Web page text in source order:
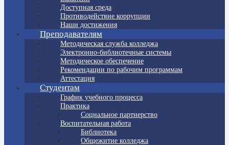
Доступная среда
Противодействие коррупции
Наши достижения
Преподавателям
Методическая служба колледжа
Электронно-библиотечные системы
Методическое обеспечение
Рекомендации по рабочим программам
Аттестация
Студентам
График учебного процесса
Практика
Социальное партнерство
Воспитательная работа
Библиотека
Общежитие колледжа